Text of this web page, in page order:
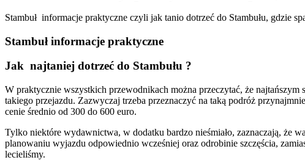
Stambuł informacje praktyczne czyli jak tanio dotrzeć do Stambułu, gdzie
Stambuł informacje praktyczne
Jak najtaniej dotrzeć do Stambułu ?
W praktycznie wszystkich przewodnikach można przeczytać, że
takiego przejazdu. Zazwyczaj trzeba przeznaczyć na taką podróż
cenie średnio od 300 do 600 euro.
Tylko niektóre wydawnictwa, w dodatku bardzo nieśmiało, zaznaczają, że
planowaniu wyjazdu odpowiednio wcześniej oraz odrobinie szczęścia,
lecieliśmy.